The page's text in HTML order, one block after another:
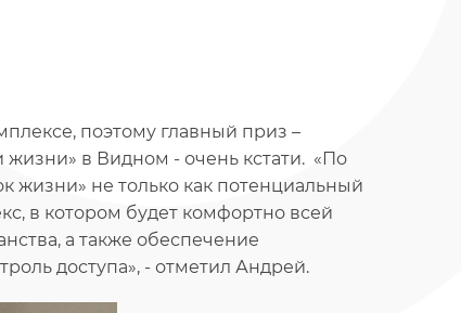
поэтому главный приз –
жизни» в Видном - очень кстати. «По
жизни» не только как потенциальный
в котором будет комфортно всей
а также обеспечение
доступа», - отметил Андрей.